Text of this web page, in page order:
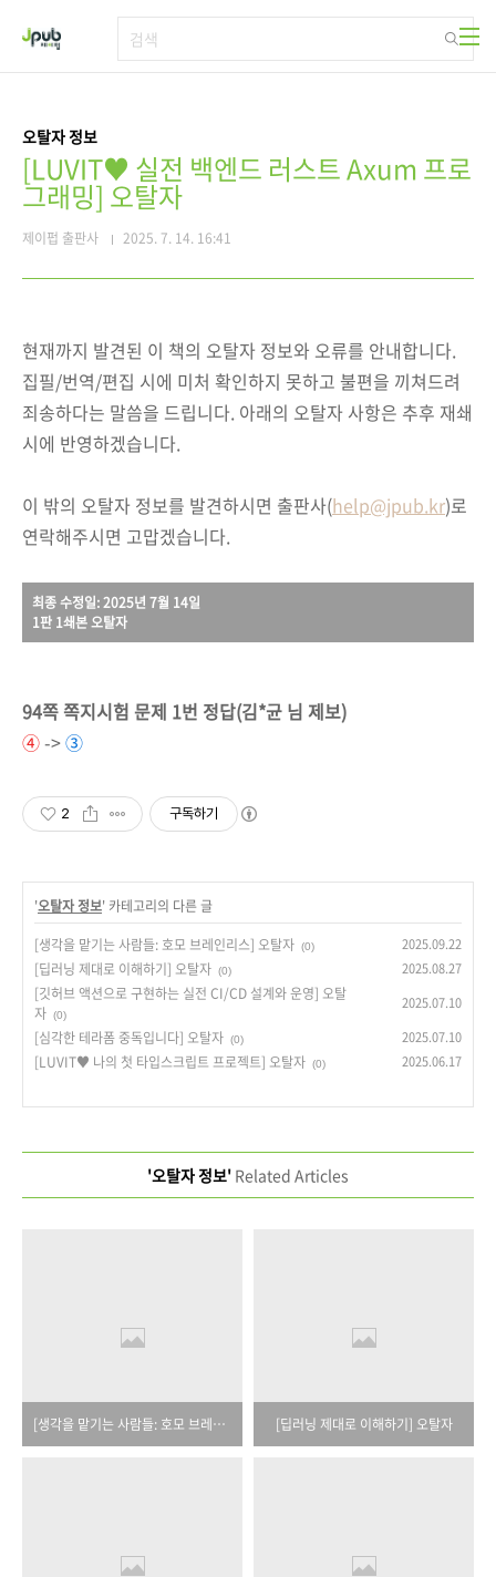
오탈자 정보
[LUVIT♥ 실전 백엔드 러스트 Axum 프로
그래밍] 오탈자
제이펍 출판사 2025. 7. 14. 16:41
현재까지 발견된 이 책의 오탈자 정보와 오류를 안내합니다.
집필/번역/편집 시에 미처 확인하지 못하고 불편을 끼쳐드려
죄송하다는 말씀을 드립니다. 아래의 오탈자 사항은 추후 재쇄
시에 반영하겠습니다.
이 밖의 오탈자 정보를 발견하시면 출판사(help@jpub.kr)로
연락해주시면 고맙겠습니다.
최종 수정일: 2025년 7월 14일
1판 1쇄본 오탈자
94쪽 쪽지시험 문제 1번 정답(김*균 님 제보)
④->③
2 구독하기
'오탈자 정보' 카테고리의 다른 글
[생각을 맡기는 사람들: 호모 브레인리스] 오탈자 (0) 2025.09.22
[딥러닝 제대로 이해하기] 오탈자 (0) 2025.08.27
[깃허브 액션으로 구현하는 실전 CI/CD 설계와 운영] 오탈
자 (0)
2025.07.10
[심각한 테라폼 중독입니다] 오탈자 (0) 2025.07.10
[LUVIT♥ 나의 첫 타입스크립트 프로젝트] 오탈자 (0) 2025.06.17
'오탈자 정보' Related Articles
[생각을 맡기는 사람들: 호모 브레인리스] 오탈자 [딥러닝 제대로 이해하기] 오탈자